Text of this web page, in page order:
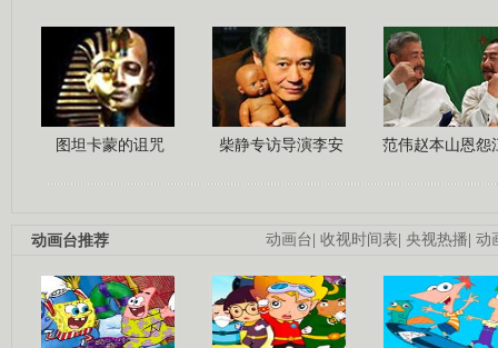
图坦卡蒙的诅咒 柴静专访导演李安 范伟赵本山恩怨
动画台| 收视时间表| 央视热播| 动
动画台推荐